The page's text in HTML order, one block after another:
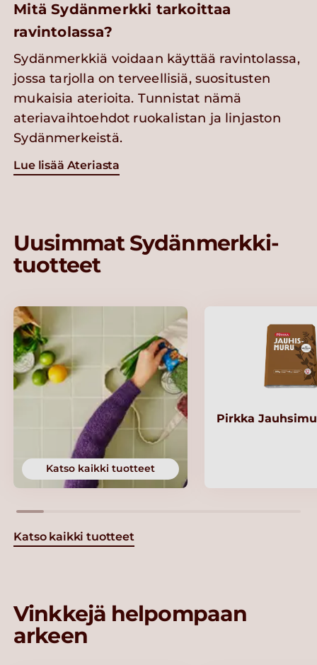
Mitä Sydänmerkki tarkoittaa
ravintolassa?
Sydänmerkkiä voidaan käyttää ravintolassa,
jossa tarjolla on terveellisiä, suositusten
mukaisia aterioita. Tunnistat nämä
ateriavaihtoehdot ruokalistan ja linjaston
Sydänmerkeistä.
Lue lisää Ateriasta
Uusimmat Sydänmerkki-
tuotteet
Katso kaikki tuotteet
Pirkka
Katso kaikki tuotteet
Vinkkejä helpompaan
arkeen